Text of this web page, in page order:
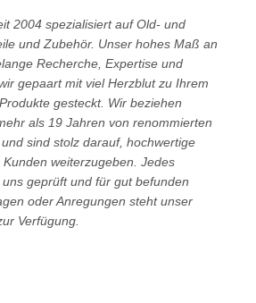
2004 spezialisiert auf Old- und
und Zubehör. Unser hohes Maß an
Recherche, Expertise und
gepaart mit viel Herzblut zu Ihrem
gesteckt. Wir beziehen
als 19 Jahren von renommierten
sind stolz darauf, hochwertige
weiterzugeben. Jedes
geprüft und für gut befunden
oder Anregungen steht unser
Verfügung.